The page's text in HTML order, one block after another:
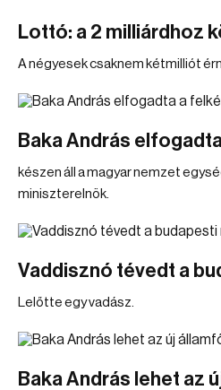
Lottó: a 2 milliárdhoz
A négyesek csaknem kétmilliót
Baka András
készen áll a magyar nemzet
miniszterelnök.
Vaddisznó tévedt a
Lelőtte egy vadász.
Baka András lehet az